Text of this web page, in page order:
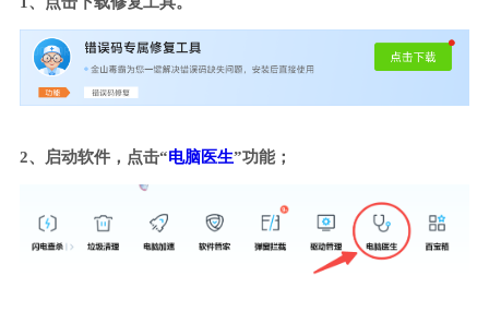
2、启动软件，点击“电脑医生”功能；